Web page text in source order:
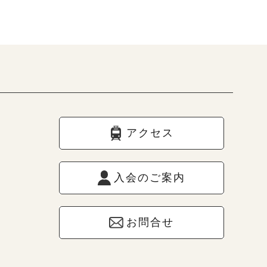
アクセス
入会のご案内
お問合せ